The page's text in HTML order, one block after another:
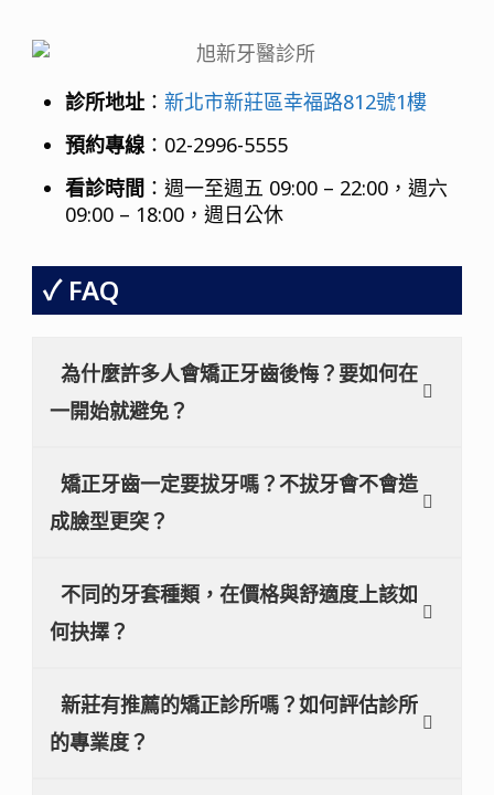
診所地址 ：新北市新莊區幸福路812號1樓
預約專線：02-2996-5555
看診時間 ：週一至週五 09:00 – 22:00，週六
09:00 – 18:00，週日公休
FAQ
為什麼許多人會矯正牙齒後悔？要如何在
一開始就避免？
矯正牙齒一定要拔牙嗎？不拔牙會不會造
成臉型更突？
不同的牙套種類，在價格與舒適度上該如
何抉擇？
新莊有推薦的矯正診所嗎？如何評估診所
的專業度？